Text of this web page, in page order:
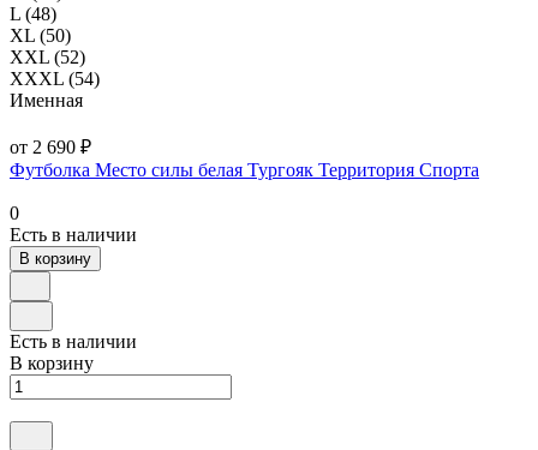
L (48)
XL (50)
XXL (52)
XXXL (54)
Именная
от 2 690 ₽
Футболка Место силы белая Тургояк Территория Спорта
0
Есть в наличии
В корзину
Есть в наличии
В корзину